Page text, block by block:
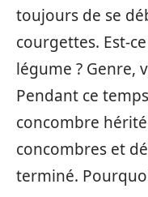
toujours de se
courgettes. Est-
légume ? Genre,
Pendant ce
concombre
concombres et
terminé.